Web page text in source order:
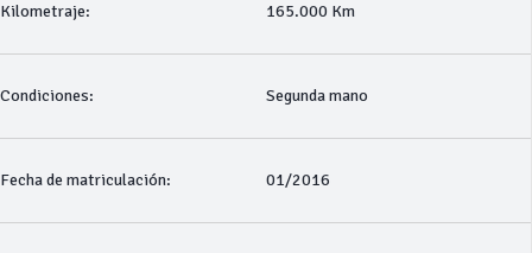
Kilometraje: 165.000 Km
Condiciones: Segunda mano
Fecha de matriculación: 01/2016